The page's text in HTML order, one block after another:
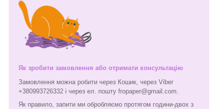
Як зробити замовлення або отримати консультацію
Замовлення можна робити через Кошик, через Viber
+380993726332 і через ел. пошту fropaper@gmail.com.
Як правило, запити ми обробляємо протягом години-двох з